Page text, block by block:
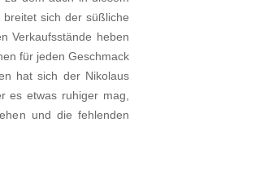
sich der süßliche
Verkaufsstände heben
für jeden Geschmack
hat sich der Nikolaus
es etwas ruhiger mag,
und die fehlenden